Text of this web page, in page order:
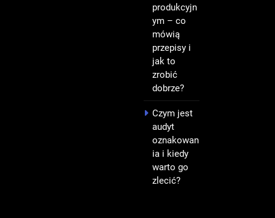
produkcyjn
ym – co
mówią
przepisy i
jak to
zrobić
dobrze?
Czym jest
audyt
oznakowan
ia i kiedy
warto go
zlecić?